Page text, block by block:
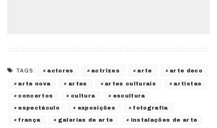
TAGS: actores actrizes arte arte deco
arte nova artes artes culturais artistas
concertos cultura escultura
espectáculo exposições fotografia
frança galerias de arte instalações de arte